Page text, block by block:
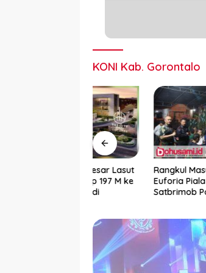
KONI Kab. Gorontalo
Rangkul Masyarakat Lewat
Euforia Piala Dunia 2026,
Satbrimob Polda Gorontalo